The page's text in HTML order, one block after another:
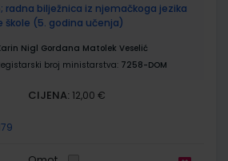
5; radna bilježnica iz njemačkoga jezika
škole (5. godina učenja)
Nigl Gordana Matolek Veselić
broj ministarstva: 7258-DOM
CIJENA: 12,00 €